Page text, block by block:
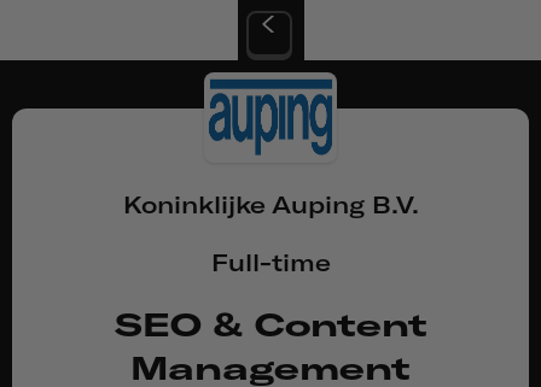
Koninklijke Auping B.V.
Full-time
SEO & Content
Management